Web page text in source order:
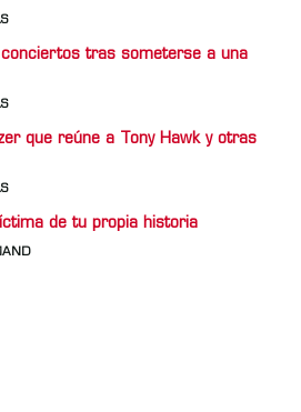
tras someterse a una
que reúne a Tony Hawk y otras
de tu propia historia